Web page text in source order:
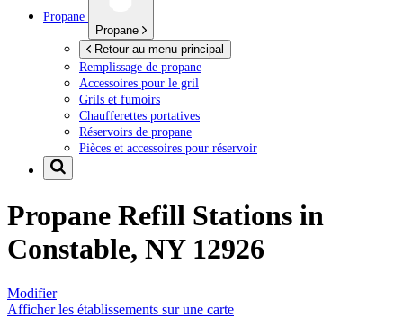
Propane
Propane
Retour au menu principal
Remplissage de propane
Accessoires pour le gril
Grils et fumoirs
Chaufferettes portatives
Réservoirs de propane
Pièces et accessoires pour réservoir
Propane Refill Stations in
Constable, NY 12926
Modifier
Afficher les établissements sur une carte